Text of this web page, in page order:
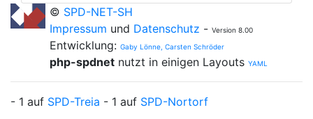
© SPD-NET-SH
Impressum und Datenschutz - Version 8.00
Entwicklung: Gaby Lönne, Carsten Schröder
php-spdnet nutzt in einigen Layouts YAML
- 1 auf SPD-Treia - 1 auf SPD-Nortorf